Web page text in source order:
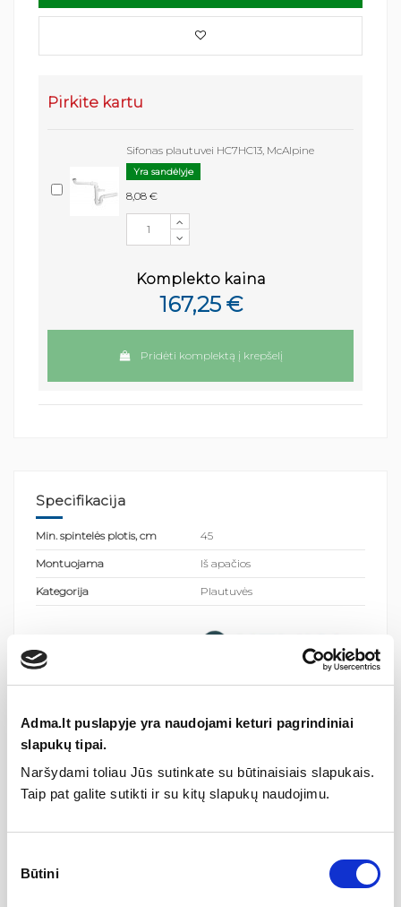
Adma.lt puslapyje yra naudojami keturi pagrindiniai
slapukų tipai.
Naršydami toliau Jūs sutinkate su būtinaisiais slapukais.
Taip pat galite sutikti ir su kitų slapukų naudojimu.
pasirinkimas
Būtini
Pirkite kartu
Sifonas plautuvei HC7HC13, McAlpine
Yra sandėlyje
8,08 €
Komplekto kaina
167,25 €
Pridėti komplektą į krepšelį
Specifikacija
Min. spintelės plotis, cm 45
Montuojama Iš apačios
Kategorija Plautuvės
Aprašymas
Dirbtinio granito (akmens masės) plautuvė, vieno
Vientiso paviršiaus įspūdis | Papildoma galimybė - spalvotas
AQP ventilis
specialiai Amerikos rinkai, todėl patogumas yra šios linijos
bene didžiausias privalumas. Lengva valyti, o gilesni dubenys